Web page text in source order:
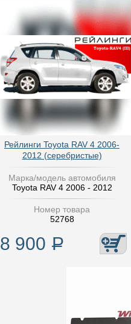
Рейлинги Toyota RAV 4 2006-
2012 (серебристые)
Марка/модель автомобиля
Toyota RAV 4 2006 - 2012
Номер товара
52768
8 900 Р